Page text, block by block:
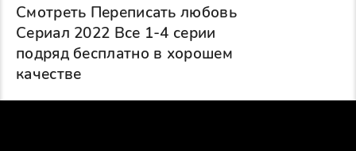
Смотреть Переписать любовь
Сериал 2022 Все 1-4 серии
подряд бесплатно в хорошем
качестве